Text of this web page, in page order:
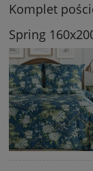
Komplet
Spring